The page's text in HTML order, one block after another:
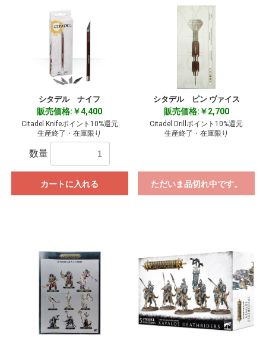
シタデル ナイフ
販売価格:￥4,400
Citadel Knifeポイント10%還元
生産終了・在庫限り
数量
カートに入れる
シタデル ピン ヴァイス
販売価格:￥2,700
Citadel Drillポイント10%還元
生産終了・在庫限り
ただいま品切れ中です。